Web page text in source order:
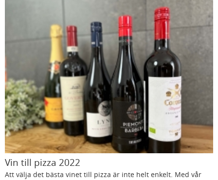
Vin till pizza 2022
Att välja det bästa vinet till pizza är inte helt enkelt. Med vår